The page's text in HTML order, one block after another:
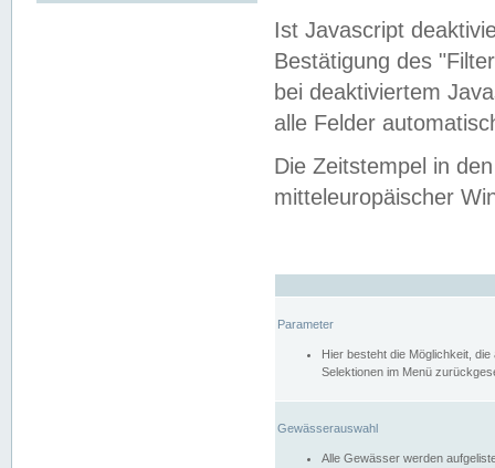
Ist Javascript
Bestätigung des
bei deaktiviertem
alle Felder
Die Zeitstempel in
mitteleuropäischer
Parameter
Hier besteht die Möglichkeit,
Selektionen im Menü
Gewässerauswahl
Alle Gewässer werden